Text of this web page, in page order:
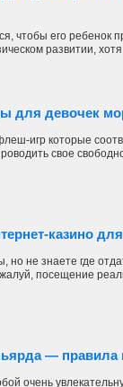
чтобы его ребенок
развитии,
для девочек
игр которые
свое
казино
не знаете где
посещение
— правила
очень